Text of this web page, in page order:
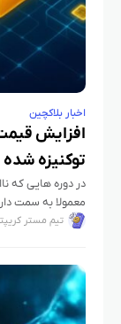
اخبار بلاکچین
افزایش قیمت
توکنیزه شده
در دوره هایی که
معمولا به سمت
همزمان با رشد
تیم مستر